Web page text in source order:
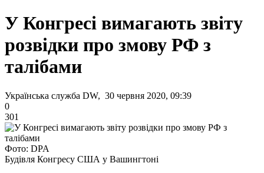
У Конгресі вимагають звіту
розвідки про змову РФ з
талібами
Українська служба DW, 30 червня 2020, 09:39
0
301
Фото: DPA
Будівля Конгресу США у Вашингтоні